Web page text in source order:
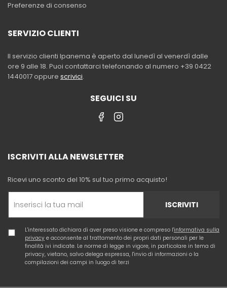
Preferenze di consenso
SERVIZIO CLIENTI
Il servizio clienti Ipanema è aperto dal lunedì al venerdì dalle
ore 9 alle 18. Puoi contattarci telefonando al numero +39 0422
1440017 oppure scrivici.
SEGUICI SU
ISCRIVITI ALLA NEWSLETTER
Ricevi uno sconto del 10% sul tuo primo acquisto!
ISCRIVITI
L'interessato dichiara di aver preso visione e compreso l'informativa sulla
privacy e acconsente al trattamento dei propri dati personali per le
finalità ivi indicate. Le norme di legge in vigore, in particolare in tema di
privacy, vietano, salvo delega espressa, l'invio di informazioni o la
compilazioni dei campi in luogo di terzi